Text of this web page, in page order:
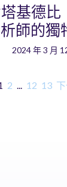
基德
師的獨
2024 年 3 月
2 ... 12 13